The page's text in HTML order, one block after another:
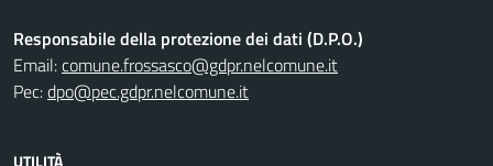
Responsabile della protezione dei dati (D.P.O.)
Email:comune.frossasco@gdpr.nelcomune.it
Pec:dpo@pec.gdpr.nelcomune.it
UTILITÀ